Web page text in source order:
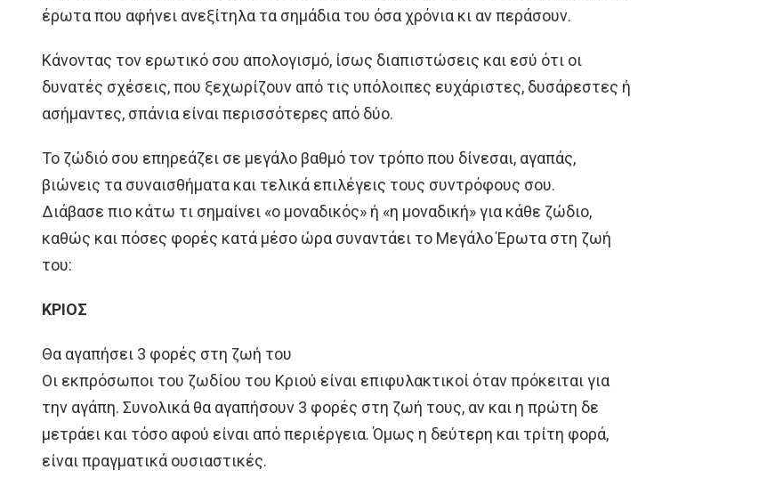
έρωτα που αφήνει ανεξίτηλα τα σημάδια του όσα χρόνια κι αν περάσουν.
Κάνοντας τον ερωτικό σου απολογισμό, ίσως διαπιστώσεις και εσύ ότι οι
δυνατές σχέσεις, που ξεχωρίζουν από τις υπόλοιπες ευχάριστες, δυσάρεστες ή
ασήμαντες, σπάνια είναι περισσότερες από δύο.
Το ζώδιό σου επηρεάζει σε μεγάλο βαθμό τον τρόπο που δίνεσαι, αγαπάς,
βιώνεις τα συναισθήματα και τελικά επιλέγεις τους συντρόφους σου.
Διάβασε πιο κάτω τι σημαίνει «ο μοναδικός» ή «η μοναδική» για κάθε ζώδιο,
καθώς και πόσες φορές κατά μέσο ώρα συναντάει το Μεγάλο Έρωτα στη ζωή
του:
ΚΡΙΟΣ
Θα αγαπήσει 3 φορές στη ζωή του
Οι εκπρόσωποι του ζωδίου του Κριού είναι επιφυλακτικοί όταν πρόκειται για
την αγάπη. Συνολικά θα αγαπήσουν 3 φορές στη ζωή τους, αν και η πρώτη δε
μετράει και τόσο αφού είναι από περιέργεια. Όμως η δεύτερη και τρίτη φορά,
είναι πραγματικά ουσιαστικές.